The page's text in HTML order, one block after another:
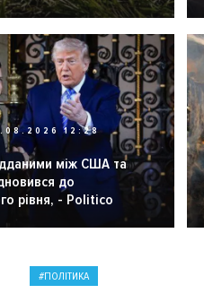
12:28
між США та
до
рівня, - Politico
ПОЛІТИКА